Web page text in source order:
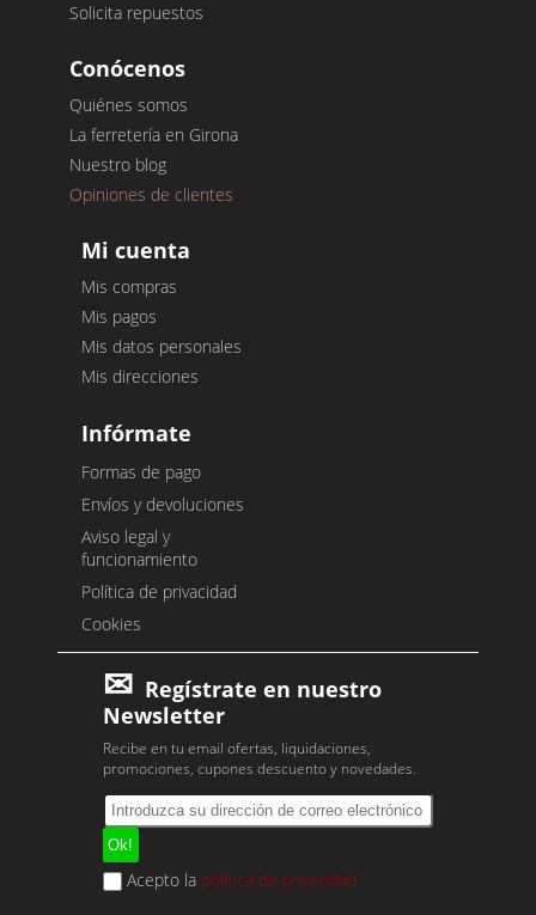
Solicita repuestos
Conócenos
Quiénes somos
La ferretería en Girona
Nuestro blog
Opiniones de clientes
Mi cuenta
Mis compras
Mis pagos
Mis datos personales
Mis direcciones
Infórmate
Formas de pago
Envíos y devoluciones
Aviso legal y
funcionamiento
Política de privacidad
Cookies
Regístrate en nuestro
Newsletter
Recibe en tu email ofertas, liquidaciones,
promociones, cupones descuento y novedades.
Acepto la política de privacidad